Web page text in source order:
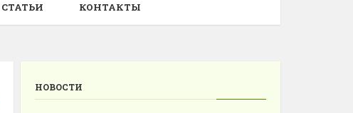
СТАТЬИ КОНТАКТЫ
НОВОСТИ